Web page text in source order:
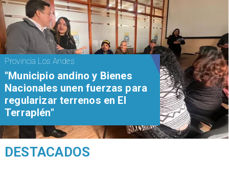
Provincia Los Andes
"Municipio andino y Bienes
Nacionales unen fuerzas para
regularizar terrenos en El
Terraplén"
DESTACADOS